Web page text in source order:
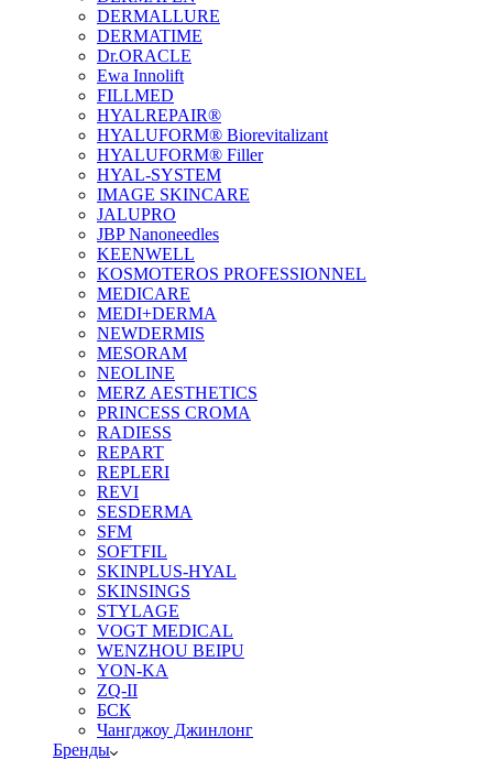
DERMALLURE
DERMATIME
Dr.ORACLE
Ewa Innolift
FILLMED
НYALREPAIR®
HYALUFORM® Biorevitalizant
HYALUFORM® Filler
HYAL-SYSTEM
IMAGE SKINCARE
JALUPRO
JBP Nanoneedles
KEENWELL
KOSMOTEROS PROFESSIONNEL
MEDICARE
MEDI+DERMA
NEWDERMIS
MESORAM
NEOLINE
MERZ AESTHETICS
PRINCESS CROMA
RADIESS
REPART
REPLERI
REVI
SESDERMA
SFM
SOFTFIL
SKINPLUS-HYAL
SKINSINGS
STYLAGE
VOGT MEDICAL
WENZHOU BEIPU
YON-KA
ZQ-II
БСК
Чангджоу Джинлонг
Бренды